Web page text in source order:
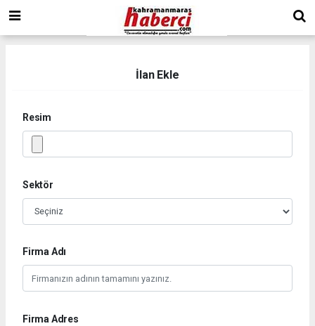
İlan Ekle
Resim
Sektör
Firma Adı
Firma Adres